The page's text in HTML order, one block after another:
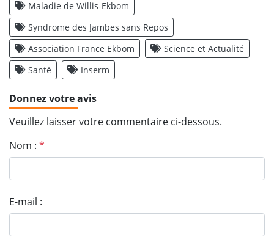
Maladie de Willis-Ekbom
Syndrome des Jambes sans Repos
Association France Ekbom
Science et Actualité
Santé
Inserm
Donnez votre avis
Veuillez laisser votre commentaire ci-dessous.
Nom : *
E-mail :